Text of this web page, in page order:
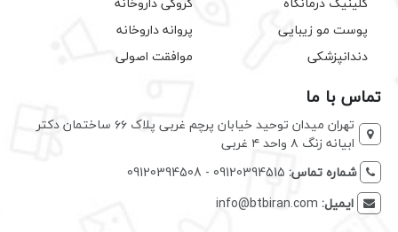
پوست مو زیبایی
دندانپزشکی
پروانه داروخانه
موافقت اصولی
تماس با ما
تهران میدان توحید خیابان پرچم غربی پلاک ۶۶ ساختمان دکتر
ابیانه زنگ ۸ واحد ۴ غربی
شماره تماس: 09120394515 - 09120394508
ایمیل: info@btbiran.com